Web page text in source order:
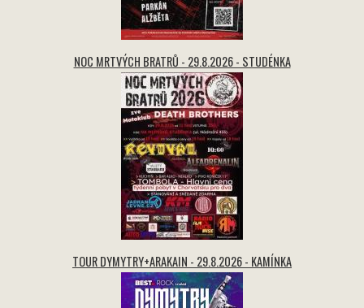
NOC MRTVÝCH BRATRŮ - 29.8.2026 - STUDÉNKA
TOUR DYMYTRY+ARAKAIN - 29.8.2026 - KAMÍNKA